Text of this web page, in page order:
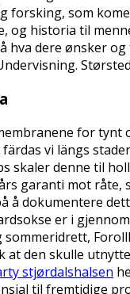
som
og historia til
dere ønsker
for
vi längs
skaler denne til
garanti mot
å dokumentere
er i
at den skulle
stjørdalshalsen
til fremtidige